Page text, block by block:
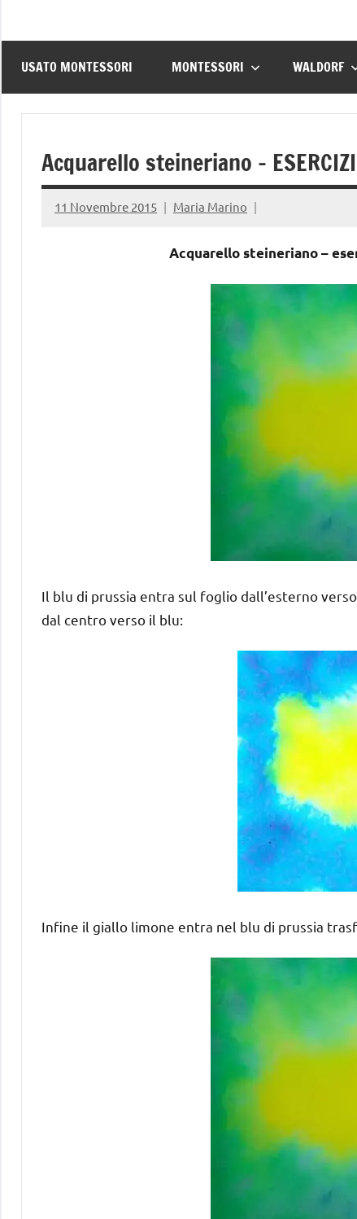
USATO MONTESSORI MONTESSORI WALDORF
Acquarello steineriano –
11 Novembre 2015 Maria Marino
Acquarello steineriano –
Il blu di prussia entra sul foglio dall’esterno
dal centro verso il blu:
Infine il giallo limone entra nel blu di prussia